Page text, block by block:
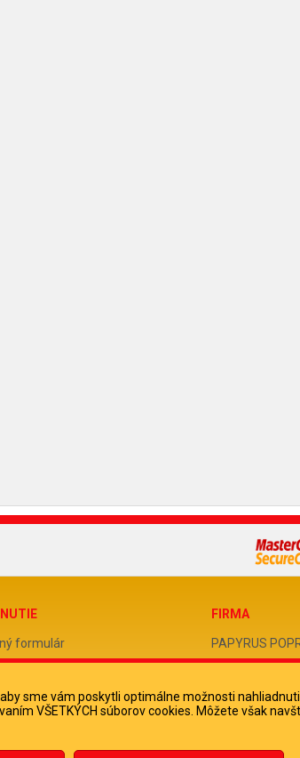
formulár
odstúpení od zmluvy
FIRMA
PAPYRUS
DIČ
sme vám poskytli optimálne možnosti
VŠETKÝCH súborov cookies. Môžete však